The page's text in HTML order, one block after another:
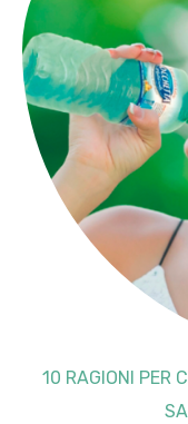
10 RAGIONI PER